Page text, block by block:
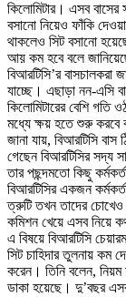
কিলোমিটার। এসব
বসানো নিয়েও ফাঁকি
থাকলেও সিট বসানো
আয় কম হবে বলে
বিআরটিসি’র বাসচালকরা
যাচ্ছে। এছাড়া নন-এসি
কিলোমিটারের বেশি গতি
মধ্যে ক্ষয় হতে শুরু করবে
জানা যায়, বিআরটিসি
গেছেন বিআরটিসির সদ্য
তার পছন্দমতো কিছু
বিআরটিসির একজন
ত্রুটি তখন তাদের চোখেও
কমিশন খেয়ে এসব নিয়ে
এ বিষয়ে বিআরটিসি
সিট চাহিদার তুলনায় কম
করেন। তিনি বলেন, নিয়ম
ডাকা হয়েছে। দু’বছর